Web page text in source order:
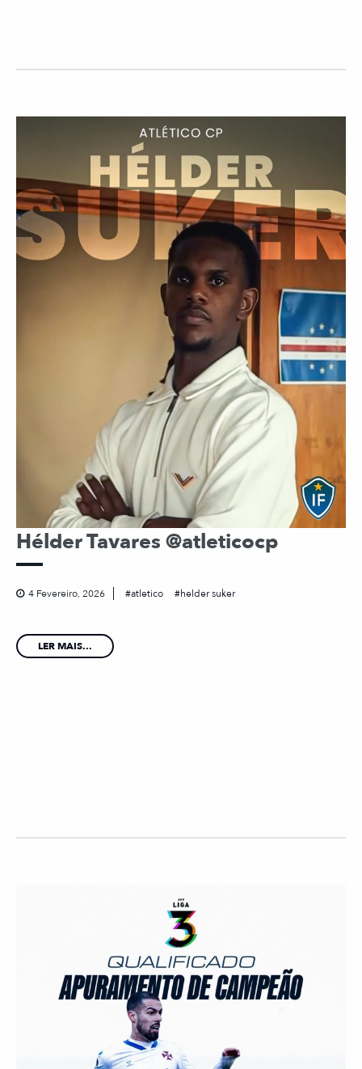
Hélder Tavares @atleticocp
4 Fevereiro, 2026 atletico helder suker
LER MAIS...